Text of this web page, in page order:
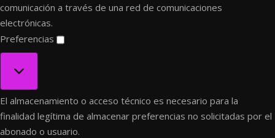
comunicación a través de una red de comunicaciones
electrónicas.
Preferencias
Preferencias
El almacenamiento o acceso técnico es necesario para la
finalidad legítima de almacenar preferencias no solicitadas por el
abonado o usuario.